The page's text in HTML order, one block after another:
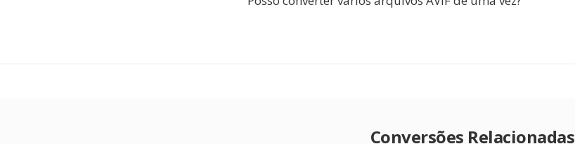
Conversões Relacionadas